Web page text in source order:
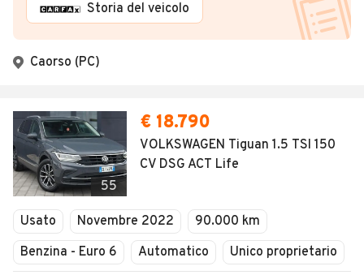
Storia del veicolo
Caorso (PC)
55
€ 18.790
VOLKSWAGEN Tiguan 1.5 TSI 150
CV DSG ACT Life
Usato Novembre 2022
90.000 km
Benzina - Euro 6
Automatico Unico proprietario